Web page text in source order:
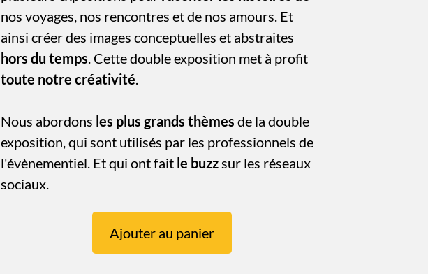
nos voyages, nos rencontres et de nos amours. Et
ainsi créer des images conceptuelles et abstraites
hors du temps. Cette double exposition met à profit
toute notre créativité.
Nous abordons les plus grands thèmes de la double
exposition, qui sont utilisés par les professionnels de
l'évènementiel. Et qui ont fait le buzzsur les réseaux
sociaux.
Ajouter au panier